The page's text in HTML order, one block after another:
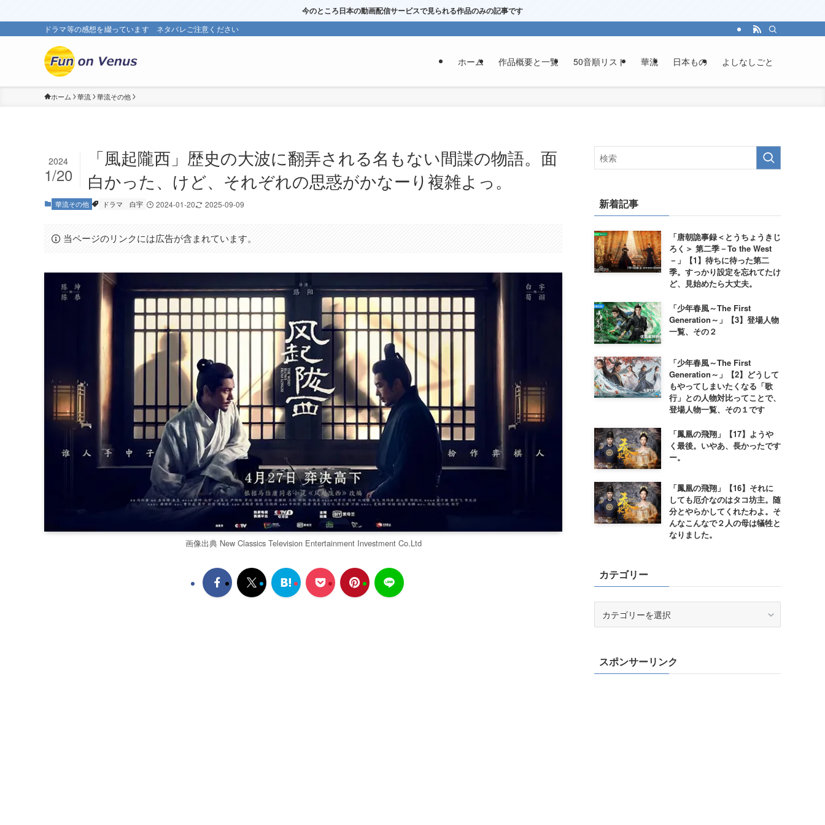
今のところ日本の動画配信サービスで見られる作品のみの記事です
ドラマ等の感想を綴っています ネタバレご注意ください
ホーム 作品概要と一覧 50音順リスト 華流 日本もの よしなしごと
ホーム 華流 華流その他
「風起隴西」歴史の大波に翻弄される名もない間諜の物語。面
白かった、けど、それぞれの思惑がかなーり複雑よっ。
2024
1/20
華流その他 ドラマ 白宇 2024-01-20 2025-09-09
当ページのリンクには広告が含まれています。
画像出典 New Classics Television Entertainment Investment Co.Ltd
新着記事
「唐朝詭事録＜とうちょうきじ
ろく＞ 第二季－To the West
－」【1】待ちに待った第二
季。すっかり設定を忘れてたけ
ど、見始めたら大丈夫。
「少年春風～The First
Generation～」【3】登場人物
一覧、その２
「少年春風～The First
Generation～」【2】どうして
もやってしまいたくなる「歌
行」との人物対比ってことで、
登場人物一覧、その１です
「鳳凰の飛翔」【17】ようや
く最後。いやあ、長かったです
ー。
「鳳凰の飛翔」【16】それに
しても厄介なのはタコ坊主。随
分とやらかしてくれたわよ。そ
んなこんなで２人の母は犠牲と
なりました。
カテゴリー
ースポンサーリンク